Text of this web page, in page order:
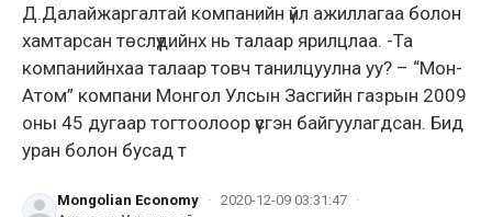
Д.Далайжаргалтай компанийн үйл ажиллагаа болон
хамтарсан төслүүдийнх нь талаар ярилцлаа. -Та
компанийнхаа талаар товч танилцуулна уу? – “Мон-
Атом” компани Монгол Улсын Засгийн газрын 2009
оны 45 дугаар тогтоолоор үүсгэн байгуулагдсан. Бид
уран болон бусад т
Mongolian Economy · 2020-12-09 03:31:47 ·